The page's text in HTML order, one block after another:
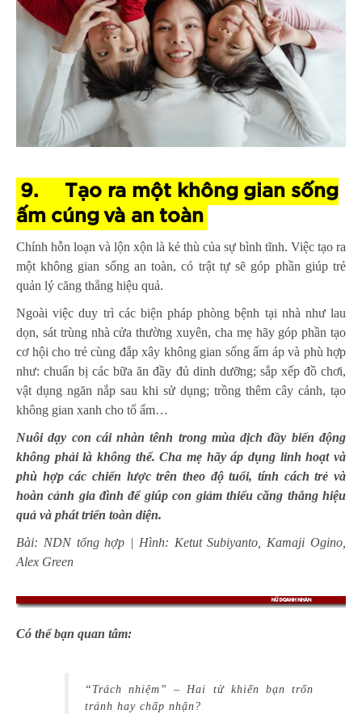
9.
Tạo ra một không gian sống
ấm cúng và an toàn
Chính hỗn loạn và lộn xộn là kẻ thù của sự bình tĩnh. Việc tạo ra
một không gian sống an toàn, có trật tự sẽ góp phần giúp trẻ
quản lý căng thẳng hiệu quả.
Ngoài việc duy trì các biện pháp phòng bệnh tại nhà như lau
dọn, sát trùng nhà cửa thường xuyên, cha mẹ hãy góp phần tạo
cơ hội cho trẻ cùng đắp xây không gian sống ấm áp và phù hợp
như: chuẩn bị các bữa ăn đầy đủ dinh dưỡng; sắp xếp đồ chơi,
vật dụng ngăn nắp sau khi sử dụng; trồng thêm cây cảnh, tạo
không gian xanh cho tổ ấm…
Nuôi dạy con cái nhàn tênh trong mùa dịch đầy biến động
không phải là không thể. Cha mẹ hãy áp dụng linh hoạt và
phù hợp các chiến lược trên theo độ tuổi, tính cách trẻ và
hoàn cảnh gia đình để giúp con giảm thiểu căng thẳng hiệu
quả và phát triển toàn diện.
Bài: NDN tổng hợp | Hình: Ketut Subiyanto, Kamaji Ogino,
Alex Green
Có thể bạn quan tâm:
“Trách nhiệm” – Hai từ khiến bạn trốn
tránh hay chấp nhận?